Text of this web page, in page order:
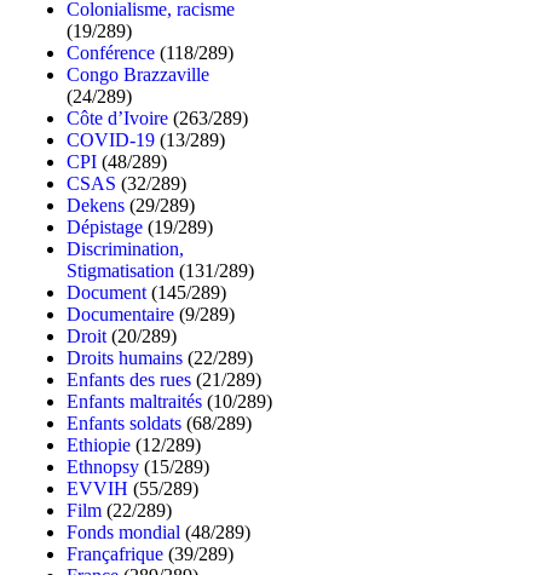
Colonialisme, racisme
(19/289)
Conférence (118/289)
Congo Brazzaville
(24/289)
Côte d’Ivoire (263/289)
COVID-19 (13/289)
CPI (48/289)
CSAS (32/289)
Dekens (29/289)
Dépistage (19/289)
Discrimination,
Stigmatisation (131/289)
Document (145/289)
Documentaire (9/289)
Droit (20/289)
Droits humains (22/289)
Enfants des rues (21/289)
Enfants maltraités (10/289)
Enfants soldats (68/289)
Ethiopie (12/289)
Ethnopsy (15/289)
EVVIH (55/289)
Film (22/289)
Fonds mondial (48/289)
Françafrique (39/289)